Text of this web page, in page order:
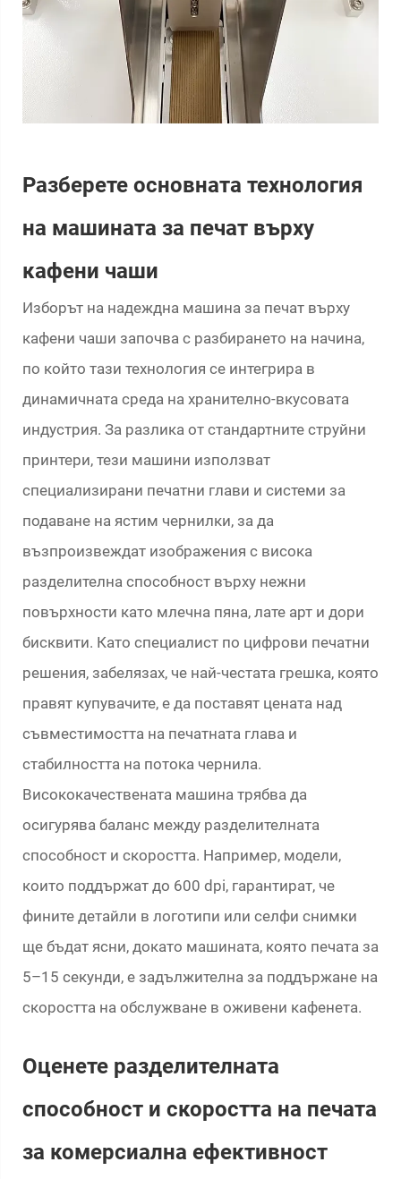
Разберете основната технология
на машината за печат върху
кафени чаши
Изборът на надеждна машина за печат върху
кафени чаши започва с разбирането на начина,
по който тази технология се интегрира в
динамичната среда на хранително-вкусовата
индустрия. За разлика от стандартните струйни
принтери, тези машини използват
специализирани печатни глави и системи за
подаване на ястим чернилки, за да
възпроизвеждат изображения с висока
разделителна способност върху нежни
повърхности като млечна пяна, лате арт и дори
бисквити. Като специалист по цифрови печатни
решения, забелязах, че най-честата грешка, която
правят купувачите, е да поставят цената над
съвместимостта на печатната глава и
стабилността на потока чернила.
Висококачествената машина трябва да
осигурява баланс между разделителната
способност и скоростта. Например, модели,
които поддържат до 600 dpi, гарантират, че
фините детайли в логотипи или селфи снимки
ще бъдат ясни, докато машината, която печата за
5–15 секунди, е задължителна за поддържане на
скоростта на обслужване в оживени кафенета.
Оценете разделителната
способност и скоростта на печата
за комерсиална ефективност